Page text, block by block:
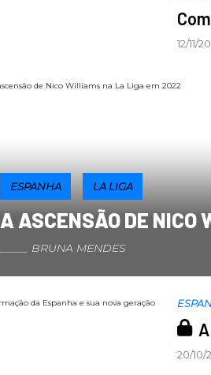
12/11/
ESPANHA LA LIGA
A ASCENSÃO DE
BRUNA MENDES
20/10/